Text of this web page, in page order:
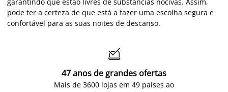
garantindo que estão livres de substâncias nocivas. Assim,
pode ter a certeza de que está a fazer uma escolha segura e
confortável para as suas noites de descanso.

47 anos de grandes ofertas
Mais de 3600 lojas em 49 países ao